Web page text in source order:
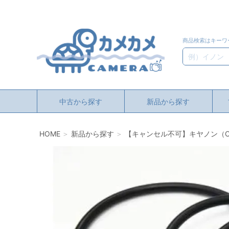
商品検索はキー
検索
中古から探す 新品から探す
HOME 新品から探す 【キャンセル不可】キヤノン